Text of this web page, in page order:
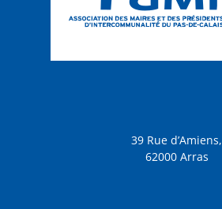
39 Rue d’Amiens,
62000 Arras